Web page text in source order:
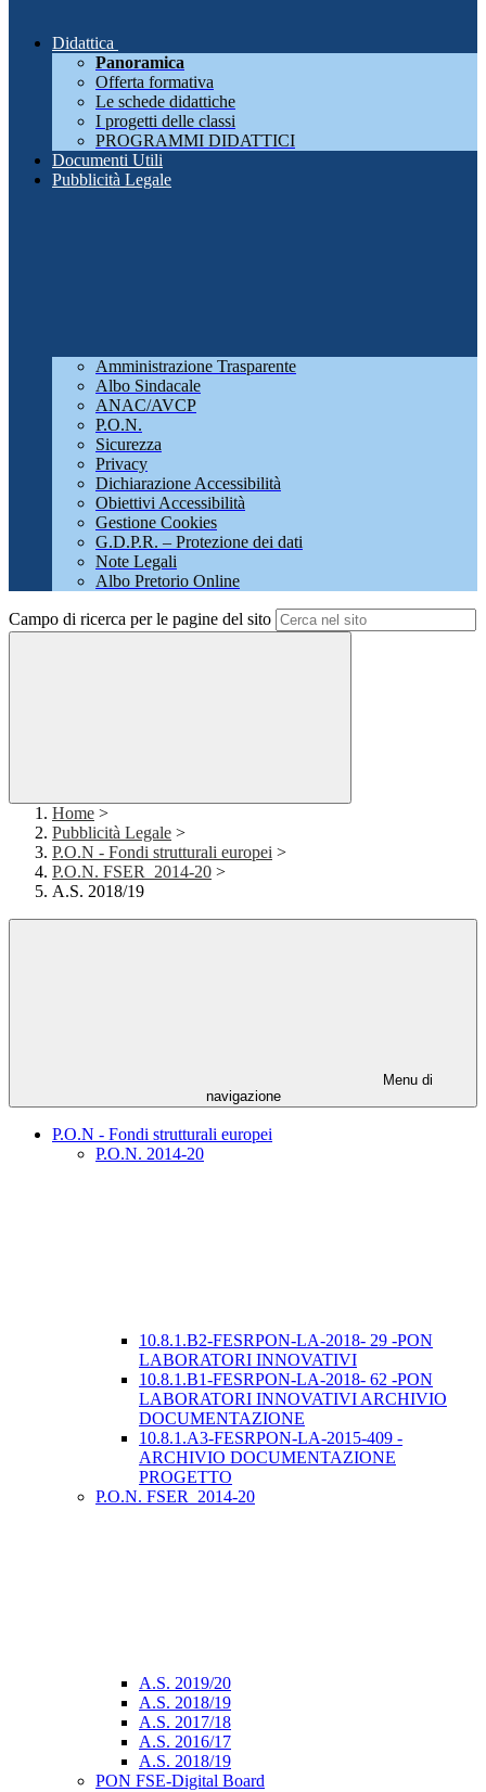
Didattica
Panoramica
Offerta formativa
Le schede didattiche
I progetti delle classi
PROGRAMMI DIDATTICI
Documenti Utili
Pubblicità Legale
Amministrazione Trasparente
Albo Sindacale
ANAC/AVCP
P.O.N.
Sicurezza
Privacy
Dichiarazione Accessibilità
Obiettivi Accessibilità
Gestione Cookies
G.D.P.R. – Protezione dei dati
Note Legali
Albo Pretorio Online
Campo di ricerca per le pagine del sito
Home >
Pubblicità Legale >
P.O.N - Fondi strutturali europei >
P.O.N. FSER_2014-20 >
A.S. 2018/19
Menu di
navigazione
P.O.N - Fondi strutturali europei
P.O.N. 2014-20
10.8.1.B2-FESRPON-LA-2018- 29 -PON
LABORATORI INNOVATIVI
10.8.1.B1-FESRPON-LA-2018- 62 -PON
LABORATORI INNOVATIVI ARCHIVIO
DOCUMENTAZIONE
10.8.1.A3-FESRPON-LA-2015-409 -
ARCHIVIO DOCUMENTAZIONE
PROGETTO
P.O.N. FSER_2014-20
A.S. 2019/20
A.S. 2018/19
A.S. 2017/18
A.S. 2016/17
A.S. 2018/19
PON FSE-Digital Board